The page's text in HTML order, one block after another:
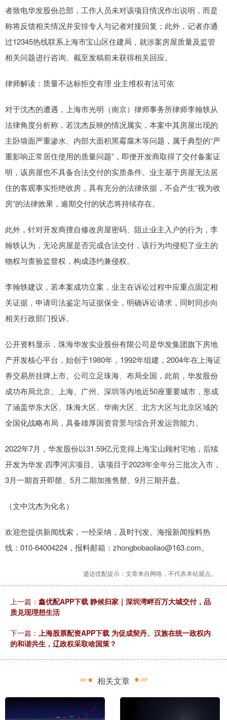
者致电华发股份总部，工作人员未对该项目情况作出说明，而是
称将反馈相关情况并安排专人与记者对接回复；此外，记者亦通
过12345热线联系上海市宝山区住建局，就涉案房屋质量及监管
相关问题进行咨询。截至发稿前未获得相关回应。
律师解读：质量不达标拒交有理 业主维权有法可依
对于沈杰的遭遇，上海市光明（南京）律师事务所律师李翰轶从
法律角度分析称，若沈杰反映的情况属实，本案中其房屋出现的
主卧墙面严重渗水、内部大面积黑霉腐木等问题，属于典型的“严
重影响正常居住使用的质量问题”，即便开发商取得了交付备案证
明，该房屋也不具备合法交付的实质条件。业主基于房屋无法居
住的客观事实拒绝收房，具有充分的法律依据，不会产生“视为收
房”的法律效果，逾期交付的状态将持续存在。
此外，针对开发商擅自修改房屋密码、阻止业主入户的行为，李
翰轶认为，无论房屋是否完成合法交付，该行为均侵犯了业主的
物权与查验监督权，构成违约兼侵权。
李翰轶建议，若本案成功立案，业主在诉讼过程中应重点固定相
关证据，申请司法鉴定与证据保全，明确诉讼请求，同时同步向
相关行政部门投诉。
公开资料显示，珠海华发实业股份有限公司是华发集团旗下房地
产开发核心平台，始创于1980年，1992年组建，2004年在上海证
券交易所挂牌上市。公司立足珠海、布局全国，此前，华发股份
成功布局北京、上海、广州、深圳等内地近50座重要城市，形成
了涵盖华东大区、珠海大区、华南大区、北方大区与北京区域的
全国化战略布局，具备雄厚国资背景与综合开发运营能力。
2022年7月，华发股份以31.59亿元竞得上海宝山顾村宅地，后续
开发为华发·四季河滨项目。该项目于2023年全年分三批次入市，
3月一期首开即罄、5月二期加推售罄、9月三期开盘。
（文中沈杰为化名）
欢迎您提供新闻线索，一经采纳，及时刊发。海报新闻报料热
线：010-64004224，报料邮箱：zhongbobaoliao@163.com。
盛达优配提示：文章来自网络，不代表本站观点。
上一篇： 鑫优配APP下载 静候归家｜深圳湾畔百万大城交付，品
质兑现理想生活
下一篇： 上海股票配资APP下载 为促成契丹、汉族在统一政权内
的和谐共生，辽政权采取啥国策？
相关文章